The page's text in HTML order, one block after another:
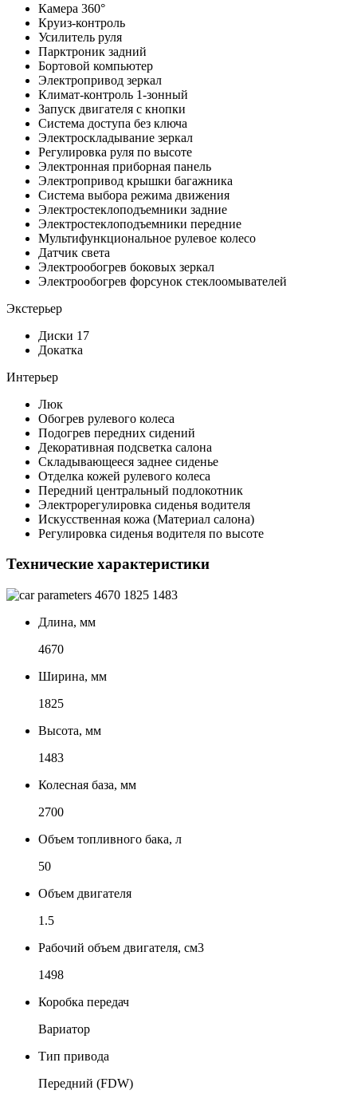
Камера 360°
Круиз-контроль
Усилитель руля
Парктроник задний
Бортовой компьютер
Электропривод зеркал
Климат-контроль 1-зонный
Запуск двигателя с кнопки
Система доступа без ключа
Электроскладывание зеркал
Регулировка руля по высоте
Электронная приборная панель
Электропривод крышки багажника
Система выбора режима движения
Электростеклоподъемники задние
Электростеклоподъемники передние
Мультифункциональное рулевое колесо
Датчик света
Электрообогрев боковых зеркал
Электрообогрев форсунок стеклоомывателей
Экстерьер
Диски 17
Докатка
Интерьер
Люк
Обогрев рулевого колеса
Подогрев передних сидений
Декоративная подсветка салона
Складывающееся заднее сиденье
Отделка кожей рулевого колеса
Передний центральный подлокотник
Электрорегулировка сиденья водителя
Искусственная кожа (Материал салона)
Регулировка сиденья водителя по высоте
Технические характеристики
4670 1825 1483
Длина, мм
4670
Ширина, мм
1825
Высота, мм
1483
Колесная база, мм
2700
Объем топливного бака, л
50
Объем двигателя
1.5
Рабочий объем двигателя, см3
1498
Коробка передач
Вариатор
Тип привода
Передний (FDW)